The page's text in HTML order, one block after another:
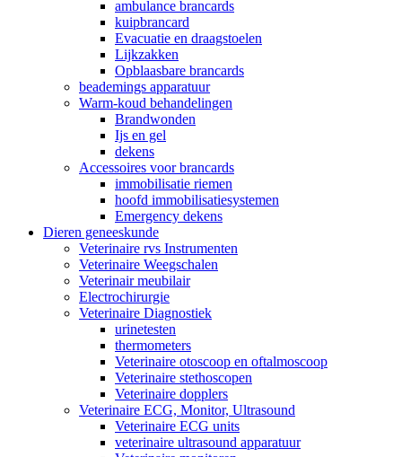
ambulance brancards
kuipbrancard
Evacuatie en draagstoelen
Lijkzakken
Opblaasbare brancards
beademings apparatuur
Warm-koud behandelingen
Brandwonden
Ijs en gel
dekens
Accessoires voor brancards
immobilisatie riemen
hoofd immobilisatiesystemen
Emergency dekens
Dieren geneeskunde
Veterinaire rvs Instrumenten
Veterinaire Weegschalen
Veterinair meubilair
Electrochirurgie
Veterinaire Diagnostiek
urinetesten
thermometers
Veterinaire otoscoop en oftalmoscoop
Veterinaire stethoscopen
Veterinaire dopplers
Veterinaire ECG, Monitor, Ultrasound
Veterinaire ECG units
veterinaire ultrasound apparatuur